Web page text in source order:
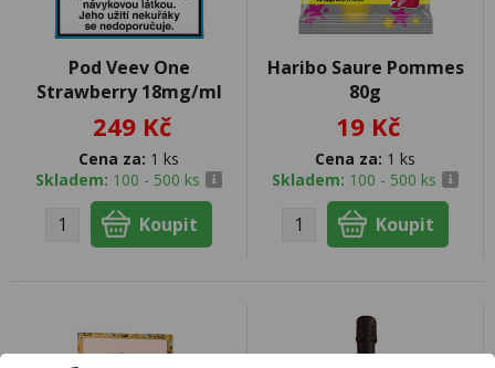
Pod Veev One
Strawberry 18mg/ml
249 Kč
Cena za: 1 ks
Skladem: 100 - 500 ks
Haribo Saure Pommes
80g
19 Kč
Cena za: 1 ks
Skladem: 100 - 500 ks